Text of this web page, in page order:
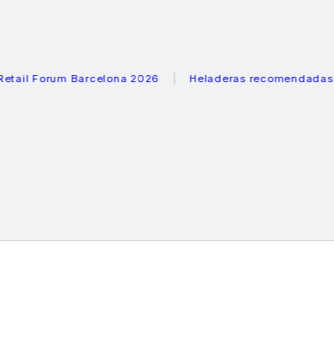
Barcelona 2026 Heladeras recomendadas verano